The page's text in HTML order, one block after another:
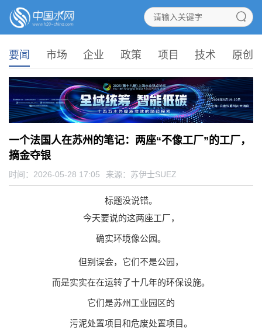
要闻 市场 企业 政策 项目 技术 原创
一个法国人在苏州的笔记：两座“不像工厂”的工厂，
摘金夺银
时间：2026-05-28 17:05 来源： 苏伊士SUEZ
标题没说错。
今天要说的这两座工厂，
确实环境像公园。
但别误会，它们不是公园，
而是实实在在运转了十几年的环保设施。
它们是苏州工业园区的
污泥处置项目和危废处置项目。